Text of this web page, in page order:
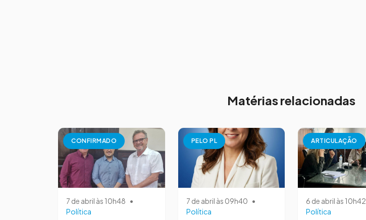
Matérias relacionadas
CONFIRMADO
7 de abril às 10h48 •
Política
PELO PL
7 de abril às 09h40 •
Política
ARTICULAÇÃO
6 de abril às 10h42
Política